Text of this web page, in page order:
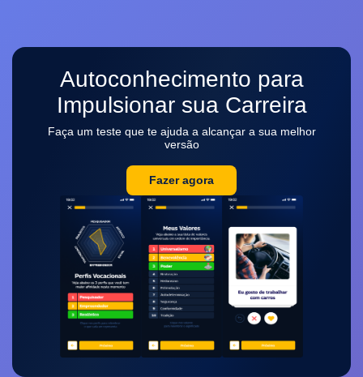
Autoconhecimento para
Impulsionar sua Carreira
Faça um teste que te ajuda a alcançar a sua melhor
versão
Fazer agora